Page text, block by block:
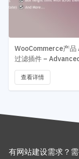
WooCommerce产品
过滤插件 –
AJAX Product Filters
查看详情
有网站建设需求？